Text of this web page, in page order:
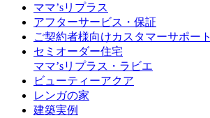
ママ’sリプラス
アフターサービス・保証
ご契約者様向けカスタマーサポート
セミオーダー住宅
ママ’sリプラス・ラビエ
ビューティーアクア
レンガの家
建築実例